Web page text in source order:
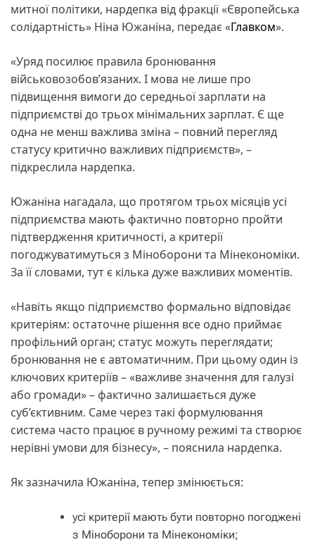
митної політики, нардепка від фракції «Європейська
солідартність» Ніна Южаніна, передає «Главком».
«Уряд посилює правила бронювання
військовозобов’язаних. І мова не лише про
підвищення вимоги до середньої зарплати на
підприємстві до трьох мінімальних зарплат. Є ще
одна не менш важлива зміна – повний перегляд
статусу критично важливих підприємств», –
підкреслила нардепка.
Южаніна нагадала, що протягом трьох місяців усі
підприємства мають фактично повторно пройти
підтвердження критичності, а критерії
погоджуватимуться з Міноборони та Мінекономіки.
За її словами, тут є кілька дуже важливих моментів.
«Навіть якщо підприємство формально відповідає
критеріям: остаточне рішення все одно приймає
профільний орган; статус можуть переглядати;
бронювання не є автоматичним. При цьому один із
ключових критеріїв – «важливе значення для галузі
або громади» – фактично залишається дуже
суб’єктивним. Саме через такі формулювання
система часто працює в ручному режимі та створює
нерівні умови для бізнесу», – пояснила нардепка.
Як зазначила Южаніна, тепер змінюється:
усі критерії мають бути повторно погоджені
з Міноборони та Мінекономіки;